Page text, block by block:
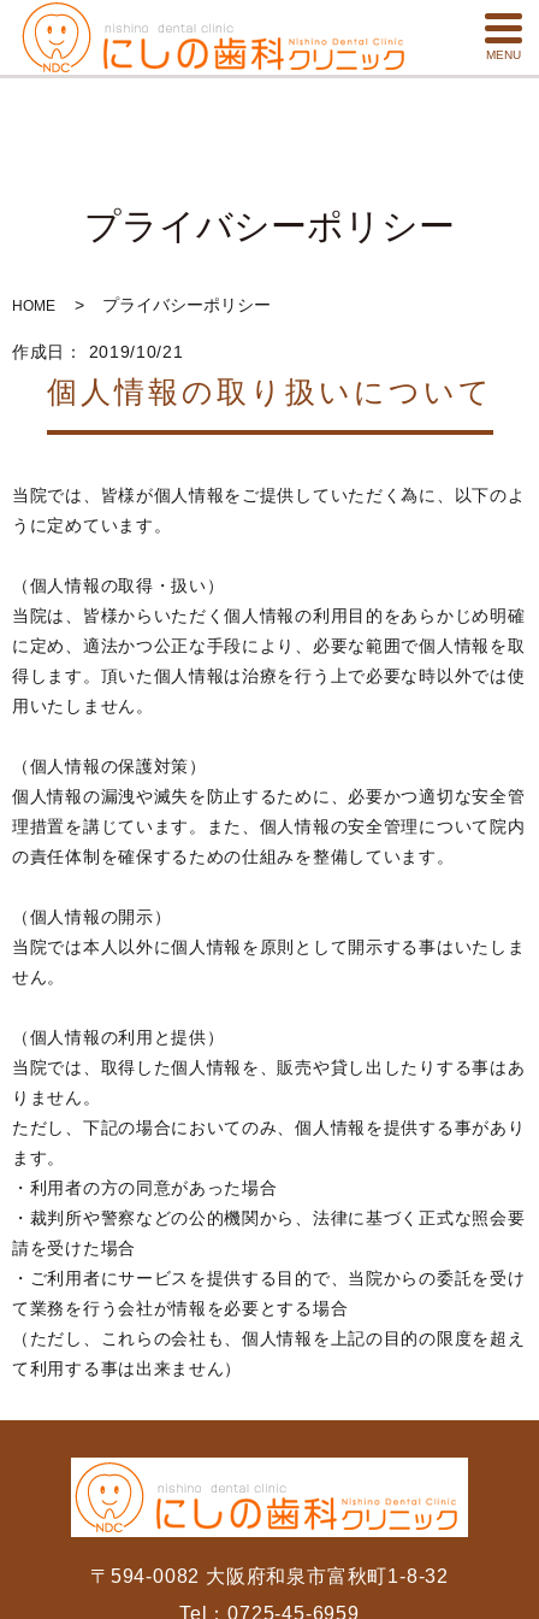
MENU
プライバシーポリシー
HOME プライバシーポリシー
作成日： 2019/10/21
個人情報の取り扱いについて
当院では、皆様が個人情報をご提供していただく為に、以下のよ
うに定めています。
（個人情報の取得・扱い）
当院は、皆様からいただく個人情報の利用目的をあらかじめ明確
に定め、適法かつ公正な手段により、必要な範囲で個人情報を取
得します。頂いた個人情報は治療を行う上で必要な時以外では使
用いたしません。
（個人情報の保護対策）
個人情報の漏洩や滅失を防止するために、必要かつ適切な安全管
理措置を講じています。また、個人情報の安全管理について院内
の責任体制を確保するための仕組みを整備しています。
（個人情報の開示）
当院では本人以外に個人情報を原則として開示する事はいたしま
せん。
（個人情報の利用と提供）
当院では、取得した個人情報を、販売や貸し出したりする事はあ
りません。
ただし、下記の場合においてのみ、個人情報を提供する事があり
ます。
・利用者の方の同意があった場合
・裁判所や警察などの公的機関から、法律に基づく正式な照会要
請を受けた場合
・ご利用者にサービスを提供する目的で、当院からの委託を受け
て業務を行う会社が情報を必要とする場合
（ただし、これらの会社も、個人情報を上記の目的の限度を超え
て利用する事は出来ません）
〒594-0082 大阪府和泉市富秋町1-8-32
Tel：0725-45-6959